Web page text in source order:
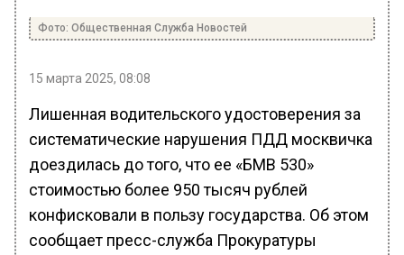
Фото: Общественная Служба Новостей
15 марта 2025, 08:08
Лишенная водительского удостоверения за
систематические нарушения ПДД москвичка
доездилась до того, что ее «БМВ 530»
стоимостью более 950 тысяч рублей
конфисковали в пользу государства. Об этом
сообщает пресс-служба Прокуратуры